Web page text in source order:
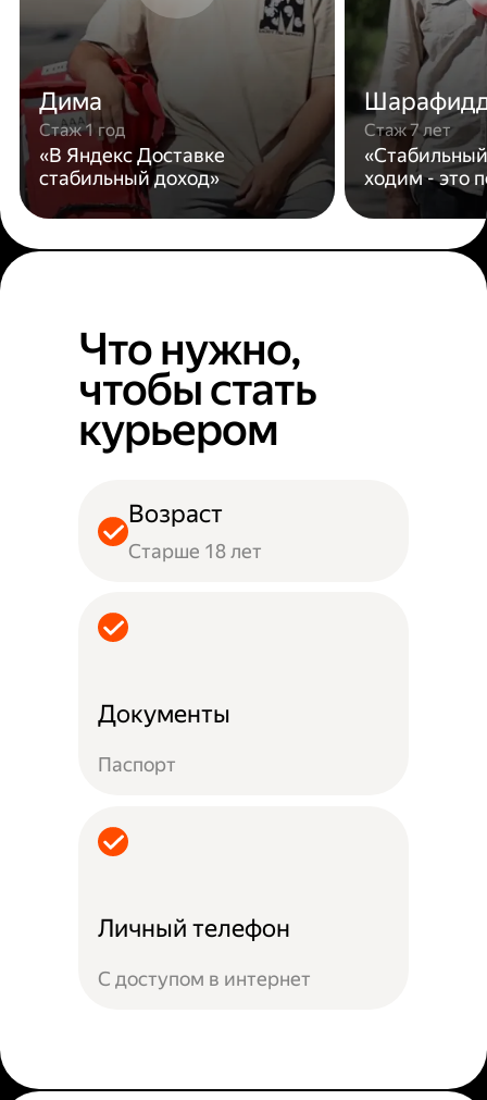
Дима
Стаж 1 год
«В Яндекс Доставке
стабильный доход»
Стаж 7 лет
ходим - это
Что нужно,
чтобы стать
курьером
Возраст
Старше 18 лет
Документы
Паспорт
Личный телефон
С доступом в интернет